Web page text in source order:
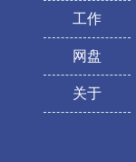
工作
网盘
关于